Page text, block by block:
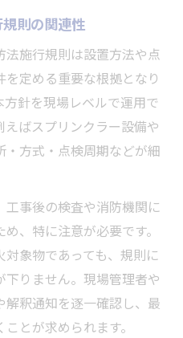
設備工事チェックリス
する消防設備工事の義
役立つ施行令第26条の
る誘導灯設置基準の理
則の関連性
施行規則は設置方法や点
定める重要な根拠となり
針を現場レベルで運用で
ばスプリンクラー設備や
方式・点検周期などが細
工事後の検査や消防機関に
、特に注意が必要です。
象物であっても、規則に
りません。現場管理者や
釈通知を逐一確認し、最
とが求められます。